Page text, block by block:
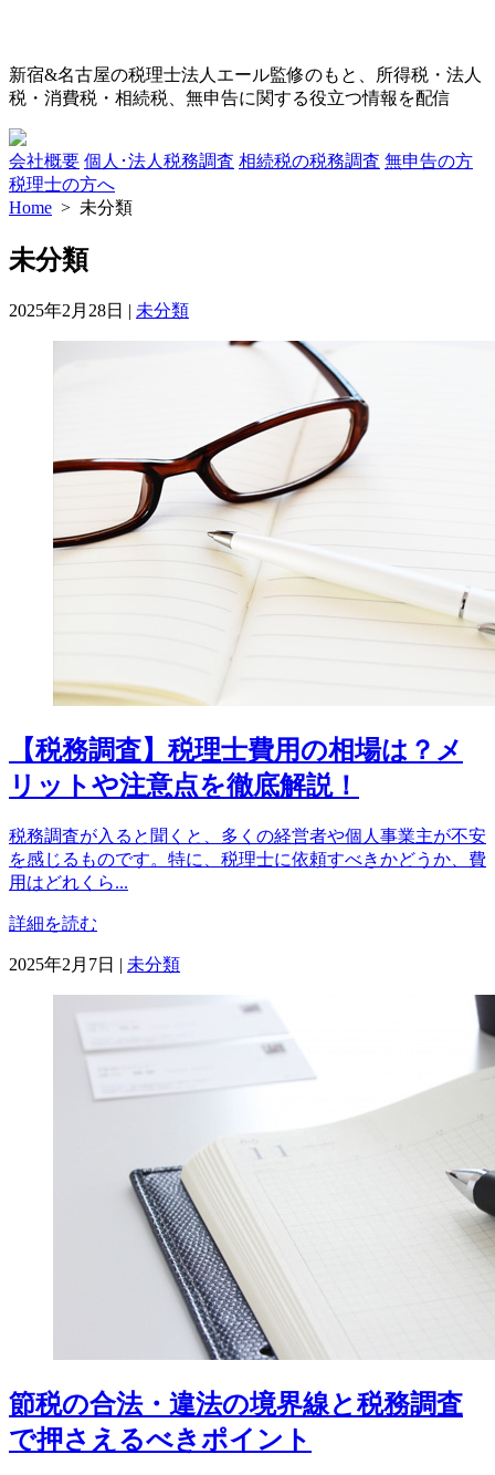
コ
ン
ン
ツ
へ
ス
ッ
新宿&名古屋の税理士法人エール監修のもと、所得税・法人
税・消費税・相続税、無申告に関する役立つ情報を配信
会社概要 個人･法人税務調査 相続税の税務調査 無申告の方
税理士の方へ
Home > 未分類
未分類
2025年2月28日 | カ
未分類
【税務調査】税理士費用の相場は？メ
リットや注意点を徹底解説！
税務調査が入ると聞くと、多くの経営者や個人事業主が不安
を感じるものです。特に、税理士に依頼すべきかどうか、費
用はどれくら...
詳細を読む
2025年2月7日 | カ
ー
未分類
節税の合法・違法の境界線と税務調査
で押さえるべきポイント